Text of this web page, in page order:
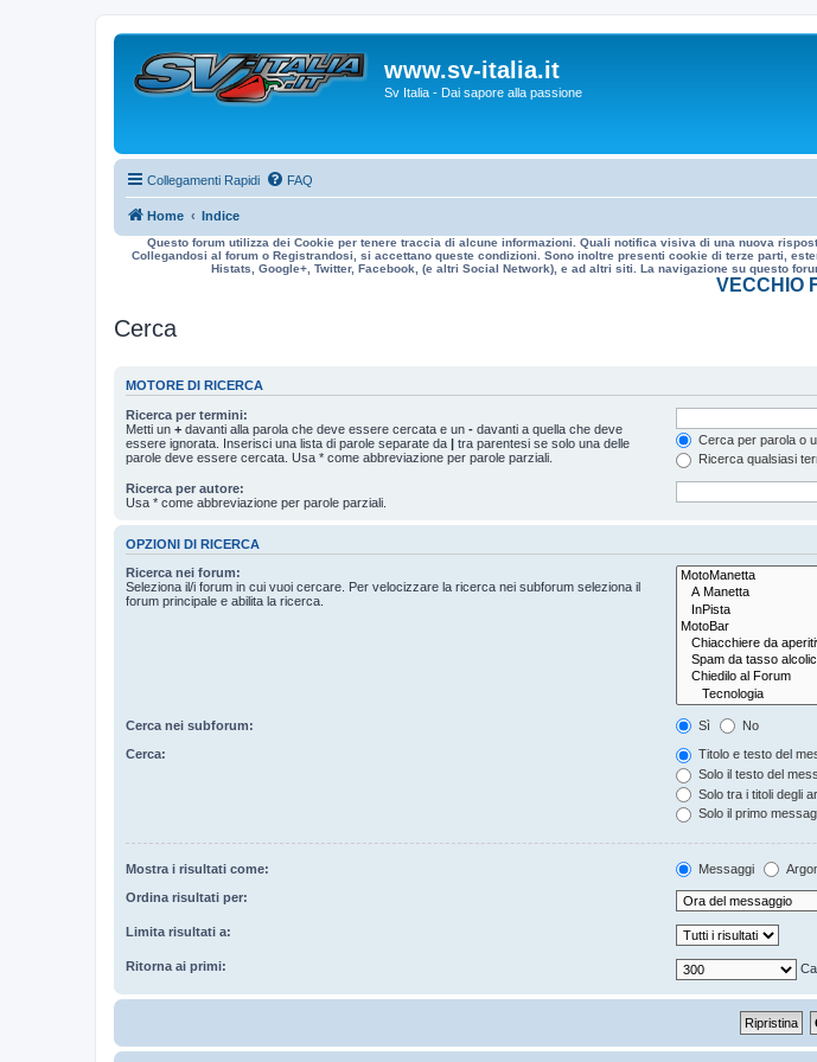
www.sv-italia.it
Sv Italia - Dai sapore alla passione
Collegamenti Rapidi FAQ
Home Indice
Questo forum utilizza dei Cookie per tenere traccia di alcune informazioni. Quali notifica visiva di una nuova
Collegandosi al forum o Registrandosi, si accettano queste condizioni. Sono inoltre presenti cookie di terze parti,
Histats, Google+, Twitter, Facebook, (e altri Social Network), e ad altri siti. La navigazione su questo
VECCHIO
Cerca
MOTORE DI RICERCA
Ricerca per termini:
Metti un + davanti alla parola che deve essere cercata e un - davanti a quella che deve
essere ignorata. Inserisci una lista di parole separate da | tra parentesi se solo una delle
parole deve essere cercata. Usa * come abbreviazione per parole parziali.
Cerca per parola o
Ricerca qualsiasi
Ricerca per autore:
Usa * come abbreviazione per parole parziali.
OPZIONI DI RICERCA
Ricerca nei forum:
Seleziona il/i forum in cui vuoi cercare. Per velocizzare la ricerca nei subforum seleziona il
forum principale e abilita la ricerca.
Cerca nei subforum: Sì No
Cerca:
Titolo e testo del
Solo il testo del
Solo tra i titoli degli
Solo il primo
Mostra i risultati come: Messaggi
Ordina risultati per:
Limita risultati a:
Ritorna ai primi: